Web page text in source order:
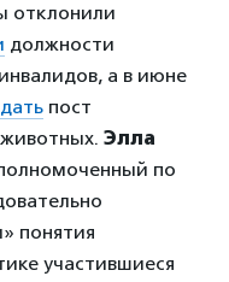
отклонили
должности
а в июне
пост
Элла
по
понятия
участившиеся